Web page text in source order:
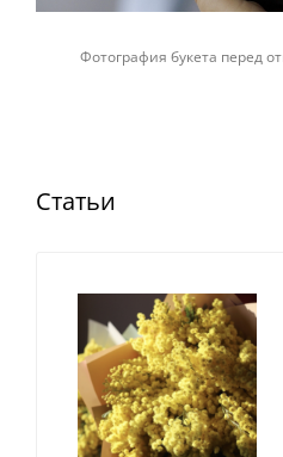
Фотография букета перед
Статьи